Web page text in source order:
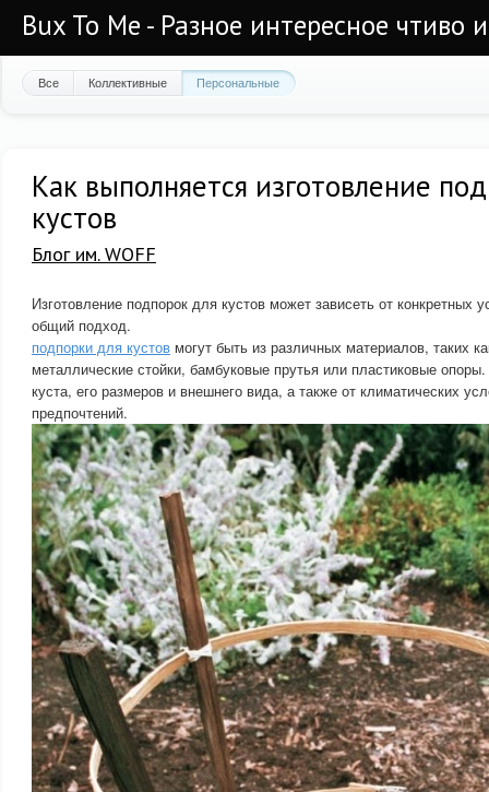
Bux To Me - Разное интересное чтиво
Все Коллективные Персональные
Как выполняется изготовление
кустов
Блог им. WOFF
Изготовление подпорок для кустов может зависеть от конкретных
общий подход.
подпорки для кустов могут быть из различных материалов, таких
металлические стойки, бамбуковые прутья или пластиковые
куста, его размеров и внешнего вида, а также от климатических
предпочтений.